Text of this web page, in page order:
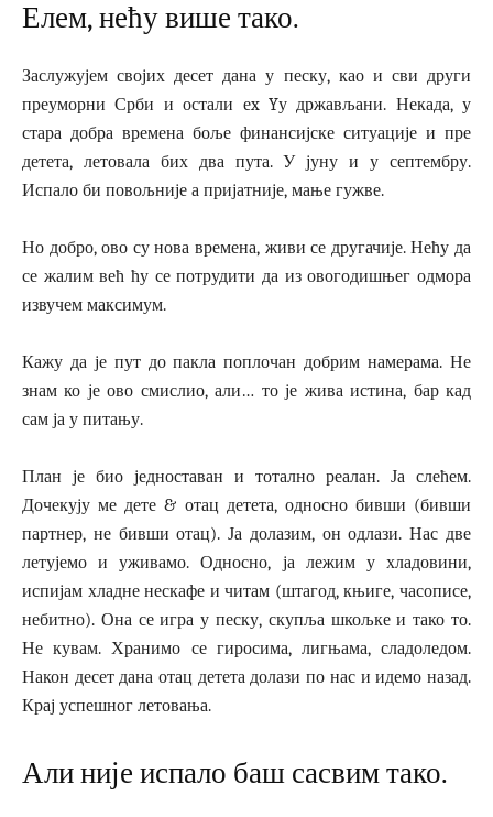
Елем, нећу више тако.
Заслужујем својих десет дана у песку, као и сви други
преуморни Срби и остали еx Yу држављани. Некада, у
стара добра времена боље финансијске ситуације и пре
детета, летовала бих два пута. У јуну и у септембру.
Испало би повољније а пријатније, мање гужве.
Но добро, ово су нова времена, живи се другачије. Нећу да
се жалим већ ћу се потрудити да из овогодишњег одмора
извучем максимум.
Кажу да је пут до пакла поплочан добрим намерама. Не
знам ко је ово смислио, али… то је жива истина, бар кад
сам ја у питању.
План је био једноставан и тотално реалан. Ја слећем.
Дочекују ме дете & отац детета, односно бивши (бивши
партнер, не бивши отац). Ја долазим, он одлази. Нас две
летујемо и уживамо. Односно, ја лежим у хладовини,
испијам хладне нескафе и читам (штагод, књиге, часописе,
небитно). Она се игра у песку, скупља шкољке и тако то.
Не кувам. Хранимо се гиросима, лигњама, сладоледом.
Након десет дана отац детета долази по нас и идемо назад.
Крај успешног летовања.
Али није испало баш сасвим тако.